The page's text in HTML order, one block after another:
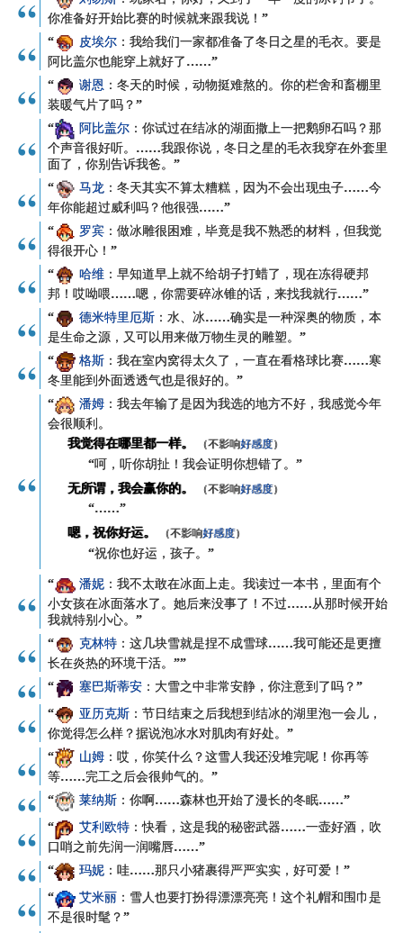
你准备好开始比赛的时候就来跟我说！”
“
皮埃尔 ：我给我们一家都准备了冬日之星的毛衣。要是
阿比盖尔也能穿上就好了……”
“
谢恩 ：冬天的时候，动物挺难熬的。你的栏舍和畜棚里
装暖气片了吗？”
“
阿比盖尔 ：你试过在结冰的湖面撒上一把鹅卵石吗？那
个声音很好听。……我跟你说，冬日之星的毛衣我穿在外套里
面了，你别告诉我爸。”
“
马龙 ：冬天其实不算太糟糕，因为不会出现虫子……今
年你能超过威利吗？他很强……”
“
罗宾 ：做冰雕很困难，毕竟是我不熟悉的材料，但我觉
得很开心！”
“
哈维 ：早知道早上就不给胡子打蜡了，现在冻得硬邦
邦！哎呦喂……嗯，你需要碎冰锥的话，来找我就行……”
“
德米特里厄斯 ：水、冰……确实是一种深奥的物质，本
是生命之源，又可以用来做万物生灵的雕塑。”
“
格斯 ：我在室内窝得太久了，一直在看格球比赛……寒
冬里能到外面透透气也是很好的。”
“
潘姆 ：我去年输了是因为我选的地方不好，我感觉今年
会很顺利。
我觉得在哪里都一样。
（不影响好感度）
“呵，听你胡扯！我会证明你想错了。”
无所谓，我会赢你的。
（不影响好感度）
“……”
嗯，祝你好运。
（不影响好感度）
“祝你也好运，孩子。”
“ 潘妮 ：我不太敢在冰面上走。我读过一本书，里面有个
小女孩在冰面落水了。她后来没事了！不过……从那时候开始
我就特别小心。”
“
克林特 ：这几块雪就是捏不成雪球……我可能还是更擅
长在炎热的环境干活。””
“
塞巴斯蒂安 ：大雪之中非常安静，你注意到了吗？”
“
亚历克斯 ：节日结束之后我想到结冰的湖里泡一会儿，
你觉得怎么样？据说泡冰水对肌肉有好处。”
“
山姆 ：哎，你笑什么？这雪人我还没堆完呢！你再等
等……完工之后会很帅气的。”
“
莱纳斯 ：你啊……森林也开始了漫长的冬眠……”
“
艾利欧特 ：快看，这是我的秘密武器……一壶好酒，吹
口哨之前先润一润嘴唇……”
“
玛妮 ：哇……那只小猪裹得严严实实，好可爱！”
“
艾米丽 ：雪人也要打扮得漂漂亮亮！这个礼帽和围巾是
不是很时髦？”